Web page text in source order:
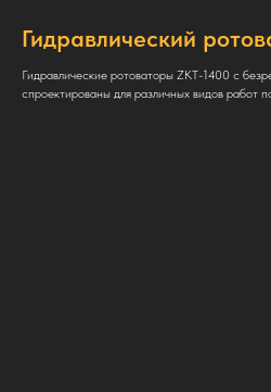
Гидравлический
Гидравлические ротоваторы ZKT-1400 с
спроектированы для различных видов работ